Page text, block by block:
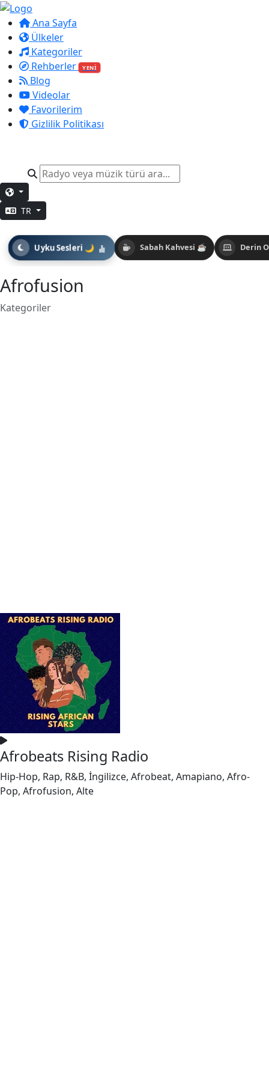
Ana Sayfa
Ülkeler
Kategoriler
Rehberler
YENİ
Blog
Videolar
Favorilerim
Gizlilik Politikası
TR
Sabah Kahvesi ☕ Derin
Uyku Sesleri 🌙
Afrofusion
Kategoriler
Afrobeats Rising Radio
Hip-Hop, Rap, R&B, İngilizce, Afrobeat, Amapiano, Afro-
Pop, Afrofusion, Alte